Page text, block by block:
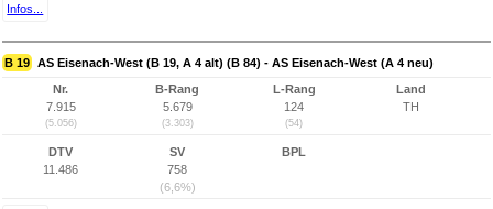
Infos...
B 19 AS Eisenach-West (B 19, A 4 alt) (B 84) - AS Eisenach-West (A 4 neu)
Nr.
7.915
(5.056)
B-Rang
5.679
(3.303)
L-Rang
124
(54)
Land
TH
DTV
11.486
SV
758
(6,6%)
BPL